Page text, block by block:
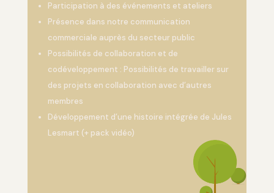
Participation à des événements et ateliers
Présence dans notre communication
commerciale auprès du secteur public
Possibilités de collaboration et de
codéveloppement : Possibilités de travailler sur
des projets en collaboration avec d’autres
membres
Développement d’une histoire intégrée de Jules
Lesmart (+ pack vidéo)